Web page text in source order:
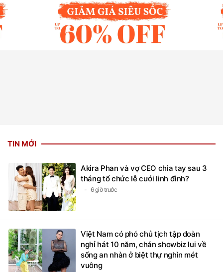
TIN MỚI
Akira Phan và vợ CEO chia tay sau 3
tháng tổ chức lễ cưới linh đình?
6 giờ trước
Việt Nam có phó chủ tịch tập đoàn
nghỉ hát 10 năm, chán showbiz lui về
sống an nhàn ở biệt thự nghìn mét
vuông